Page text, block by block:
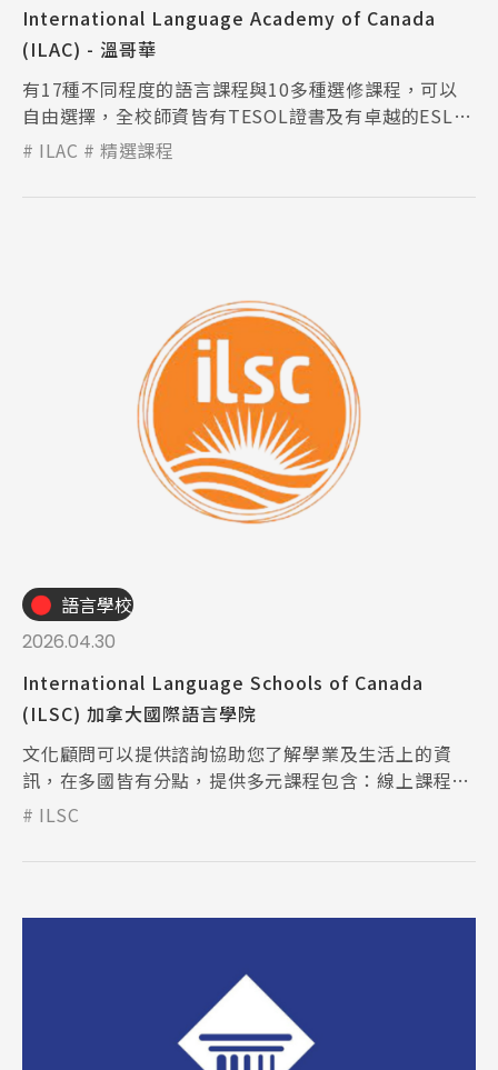
任意門 遊學團
Latest News
Promotion
Program 課程選擇
SEC 知識庫
International Language Academy of Canada
(ILAC) - 溫哥華
有17種不同程度的語言課程與10多種選修課程，可以
自由選擇，全校師資皆有TESOL證書及有卓越的ESL教
學經驗。
ILAC 精選課程
語言學校
2026.04.30
International Language Schools of Canada
(ILSC) 加拿大國際語言學院
文化顧問可以提供諮詢協助您了解學業及生活上的資
訊，在多國皆有分點，提供多元課程包含：線上課程、
Pathway銜接課程，更與Greystone College合作開設
ILSC